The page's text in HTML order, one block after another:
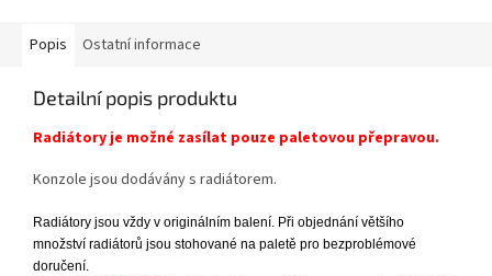
Popis Ostatní informace
Detailní popis produktu
Radiátory je možné zasílat pouze paletovou přepravou.
Konzole jsou dodávány s radiátorem.
Radiátory jsou vždy v originálním balení. Při objednání většího
množství radiátorů jsou stohované na paletě pro bezproblémové
doručení.